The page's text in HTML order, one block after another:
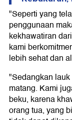
"Seperti yang
penggunaan
kekhawatiran
kami
lebih sehat dan
"Sedangkan
matang. Kami
beku, karena
orang tua, yang